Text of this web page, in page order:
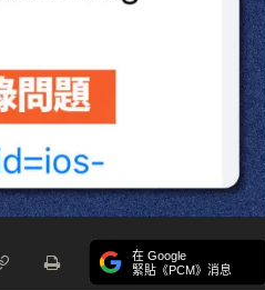
在 Google
緊貼《PCM》消息